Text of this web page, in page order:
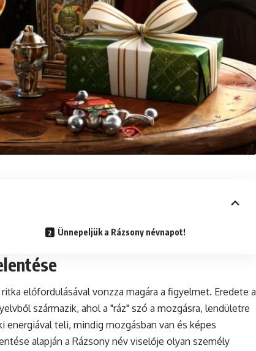
Ünnepeljük a Rázsony névnapot!
előfordulásával vonzza magára a figyelmet. Eredete a
származik, ahol a "ráz" szó a mozgásra, lendületre
teli, mindig mozgásban van és képes
alapján a Rázsony név viselője olyan személy